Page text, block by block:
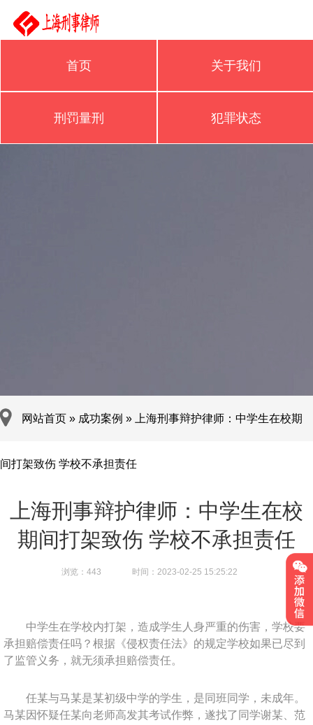
首页 关于我们
刑罚量刑 犯罪状态
网站首页 » 成功案例 » 上海刑事辩护律师：中学生在校期
间打架致伤 学校不承担责任
上海刑事辩护律师：中学生在校
期间打架致伤 学校不承担责任
浏览： 443 时间：2023-02-25 15:25:22
中学生在学校内打架，造成学生人身严重的伤害，学校要
承担赔偿责任吗？根据《侵权责任法》的规定学校如果已尽到
了监管义务，就无须承担赔偿责任。
任某与马某是某初级中学的学生，是同班同学，未成年。
马某因怀疑任某向老师高发其考试作弊，遂找了同学谢某、范